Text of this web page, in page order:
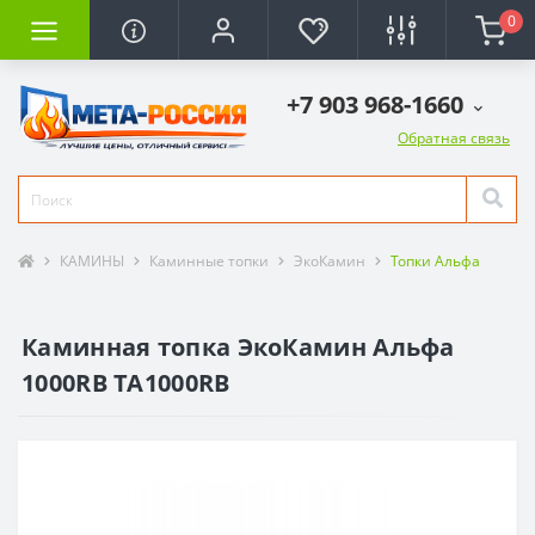
0
+7 903 968-1660
Обратная связь
КАМИНЫ Каминные топки ЭкоКамин Топки Альфа
Каминная топка ЭкоКамин Альфа
1000RB TA1000RB